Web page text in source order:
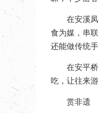
在安溪
食为媒，串
还能做传统
在安平
吃，让往来
赏非遗